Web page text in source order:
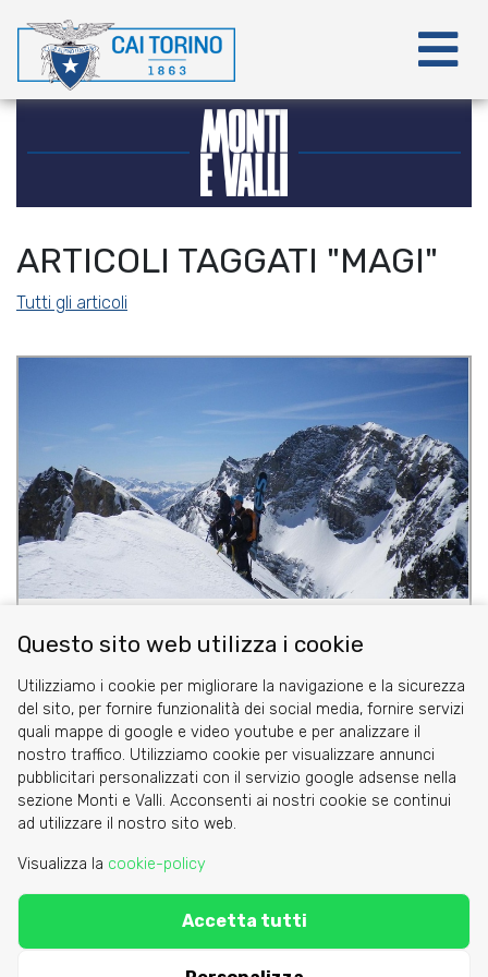
ARTICOLI TAGGATI "MAGI"
Tutti gli articoli
Nel Regno dello Sci Ripido
Cookie
Privacy Policy
Area riservata
C.A.I. Sezione di Torino - via Barbaroux 1
segreteria@caitorino.it- tel:
Questo sito web utilizza i cookie
Utilizziamo i cookie per migliorare la navigazione e la sicurezza
del sito, per fornire funzionalità dei social media, fornire servizi
quali mappe di google e video youtube e per analizzare il
nostro traffico. Utilizziamo cookie per visualizzare annunci
pubblicitari personalizzati con il servizio google adsense nella
sezione Monti e Valli. Acconsenti ai nostri cookie se continui
ad utilizzare il nostro sito web.
Visualizza la cookie-policy
Accetta tutti